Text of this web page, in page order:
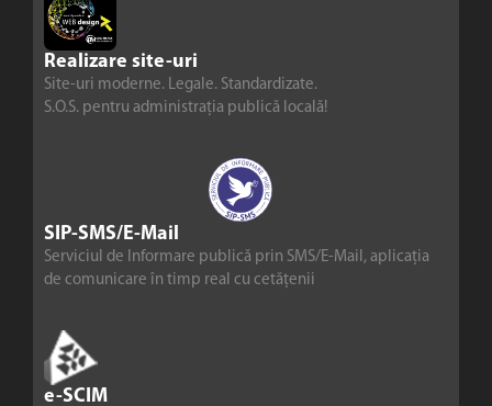
Realizare site-uri
Site-uri moderne. Legale. Standardizate.
S.O.S. pentru administrația publică locală!
SIP-SMS/E-Mail
Serviciul de Informare publică prin SMS/E-Mail, aplicația
de comunicare în timp real cu cetățenii
e-SCIM